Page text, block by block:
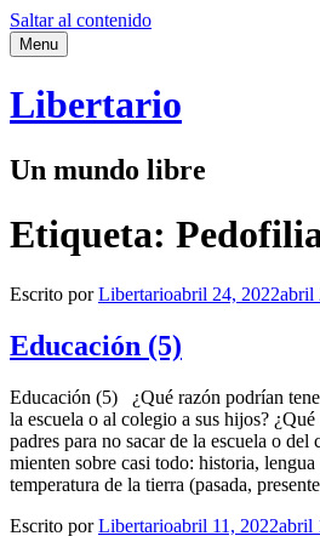
Saltar al contenido
Menu
Libertario
Un mundo libre
Etiqueta:
Escrito porLibertarioabril 24, 2022abril
Educación (5)
Educación (5) ¿Qué razón podrían
la escuela o al colegio a sus hijos?
padres para no sacar de la escuela o
mienten sobre casi todo: historia,
temperatura de la tierra (pasada,
Escrito porLibertarioabril 11, 2022abril